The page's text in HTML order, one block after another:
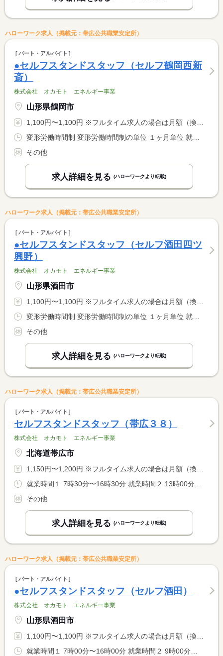
ハローワーク求人（掲載元：帯広公共職業安定所）
パート・アルバイト
●セルフスタンドスタッフ（セルフ鶴岡西新
斎）
株式会社 オカモト エネルギー事業
山形県鶴岡市
1,100円〜1,100円 ※フルタイム求人の場合は月額（換算額）、パート求人の場合は時間額を表示しています。
変形労働時間制 変形労働時間制の単位 １ヶ月単位 就業時間１ 7時00分〜16時00分 就業時間２ 9時00分〜18時00分 就業時間３ 14時00分〜23時00分 就業時間に関する特記事項 （４）２２：３０〜翌７：３０ <BR> ＊（１）〜（４）のシフト制
その他
求人詳細を見る (ハローワークより転載)
ハローワーク求人（掲載元：帯広公共職業安定所）
パート・アルバイト
●セルフスタンドスタッフ（セルフ酒田四ツ
興野）
株式会社 オカモト エネルギー事業
山形県酒田市
1,100円〜1,100円 ※フルタイム求人の場合は月額（換算額）、パート求人の場合は時間額を表示しています。
変形労働時間制 変形労働時間制の単位 １ヶ月単位 就業時間１ 9時00分〜18時00分 就業時間２ 5時45分〜15時00分 就業時間３ 15時00分〜0時15分 就業時間に関する特記事項 （１）〜（３）のシフト制
その他
求人詳細を見る (ハローワークより転載)
ハローワーク求人（掲載元：帯広公共職業安定所）
パート・アルバイト
セルフスタンドスタッフ（帯広３８）
株式会社 オカモト エネルギー事業
北海道帯広市
1,150円〜1,200円 ※フルタイム求人の場合は月額（換算額）、パート求人の場合は時間額を表示しています。
就業時間１ 7時30分〜16時30分 就業時間２ 13時00分〜22時00分 就業時間に関する特記事項 （３）２２：００〜翌８：００（営業休止２時間あり） <BR> ＊シフト制勤務 <BR> ＊試用期間中は９時〜２０時の間で実働８時間 <BR> ＊時間外・深夜割増は別途
その他
求人詳細を見る (ハローワークより転載)
ハローワーク求人（掲載元：帯広公共職業安定所）
パート・アルバイト
●セルフスタンドスタッフ（セルフ酒田）
株式会社 オカモト エネルギー事業
山形県酒田市
1,100円〜1,100円 ※フルタイム求人の場合は月額（換算額）、パート求人の場合は時間額を表示しています。
就業時間１ 7時00分〜16時00分 就業時間２ 9時00分〜18時00分 就業時間３ 14時00分〜23時00分 就業時間に関する特記事項 （４）２２：３０〜翌７：３０ <BR> ＊（１）〜（４）のシフト制